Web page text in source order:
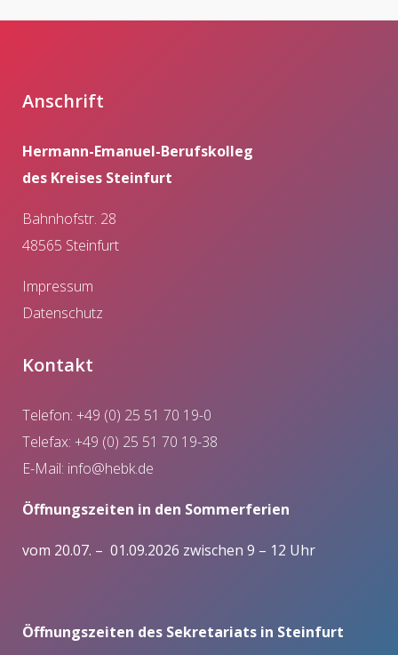
Anschrift
Hermann-Emanuel-Berufskolleg
des Kreises Steinfurt
Bahnhofstr. 28
48565 Steinfurt
Impressum
Datenschutz
Kontakt
Telefon: +49 (0) 25 51 70 19-0
Telefax: +49 (0) 25 51 70 19-38
E-Mail: info@hebk.de
Öffnungszeiten in den Sommerferien
vom 20.07. – 01.09.2026 zwischen 9 – 12 Uhr
Öffnungszeiten des Sekretariats in Steinfurt